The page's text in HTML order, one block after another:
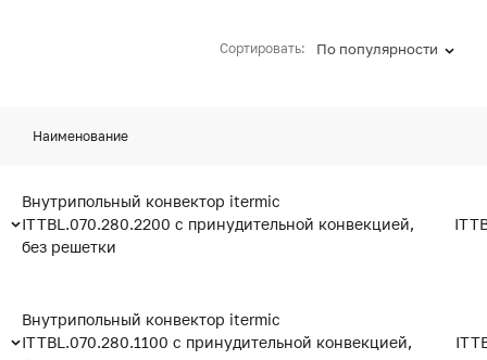
Сортировать: По популярности
Наименование
Внутрипольный конвектор itermic
ITTBL.070.280.2200 с принудительной конвекцией,
без решетки
Внутрипольный конвектор itermic
ITTBL.070.280.1100 с принудительной конвекцией,